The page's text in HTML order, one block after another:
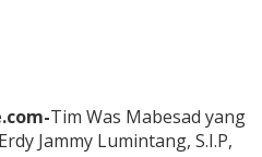
Tim Was Mabesad yang
Jammy Lumintang, S.I.P,